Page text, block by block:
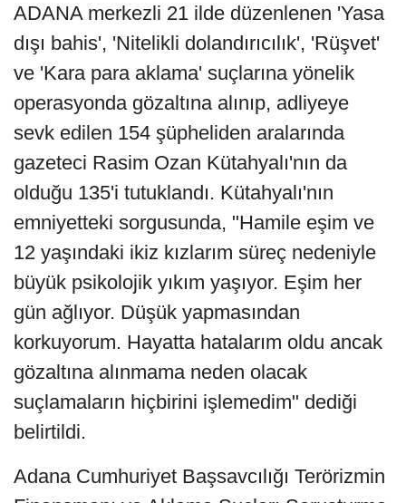
ADANA merkezli 21 ilde düzenlenen 'Yasa
dışı bahis', 'Nitelikli dolandırıcılık', 'Rüşvet'
ve 'Kara para aklama' suçlarına yönelik
operasyonda gözaltına alınıp, adliyeye
sevk edilen 154 şüpheliden aralarında
gazeteci Rasim Ozan Kütahyalı'nın da
olduğu 135'i tutuklandı. Kütahyalı'nın
emniyetteki sorgusunda, "Hamile eşim ve
12 yaşındaki ikiz kızlarım süreç nedeniyle
büyük psikolojik yıkım yaşıyor. Eşim her
gün ağlıyor. Düşük yapmasından
korkuyorum. Hayatta hatalarım oldu ancak
gözaltına alınmama neden olacak
suçlamaların hiçbirini işlemedim" dediği
belirtildi.
Adana Cumhuriyet Başsavcılığı Terörizmin